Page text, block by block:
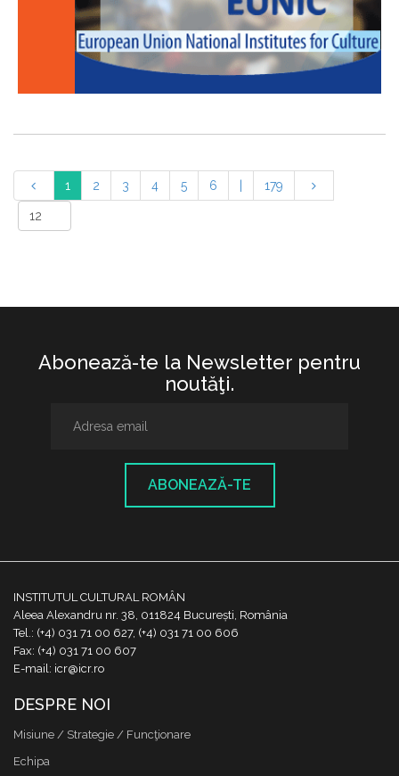
1 2 3 4 5 6 179
Abonează-te la Newsletter pentru
noutăţi.
ABONEAZĂ-TE
INSTITUTUL CULTURAL ROMÂN
Aleea Alexandru nr. 38, 011824 București, România
Tel.: (+4) 031 71 00 627, (+4) 031 71 00 606
Fax: (+4) 031 71 00 607
E-mail: icr@icr.ro
DESPRE NOI
Misiune / Strategie / Funcţionare
Echipa